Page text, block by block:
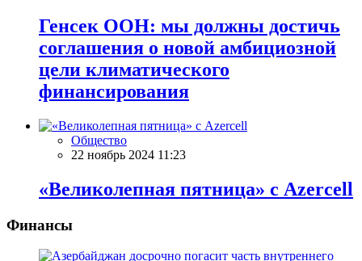
Генсек ООН: мы должны достичь
соглашения о новой амбициозной
цели климатического
финансирования
Общество
22 ноябрь 2024 11:23
«Великолепная пятница» с Azercell
Финансы